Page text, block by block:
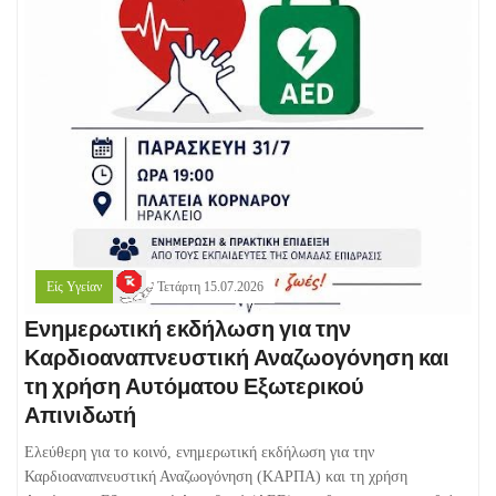
Είς Υγείαν Τετάρτη 15.07.2026
Ενημερωτική εκδήλωση για την
Καρδιοαναπνευστική Αναζωογόνηση και
τη χρήση Αυτόματου Εξωτερικού
Απινιδωτή
Ελεύθερη για το κοινό, ενημερωτική εκδήλωση για την
Καρδιοαναπνευστική Αναζωογόνηση (ΚΑΡΠΑ) και τη χρήση